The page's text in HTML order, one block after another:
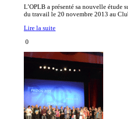
L’OPLB a présenté sa nouvelle étude
du travail le 20 novembre 2013 au
Lire la suite
0